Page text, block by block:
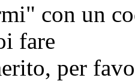
con un
fare
per